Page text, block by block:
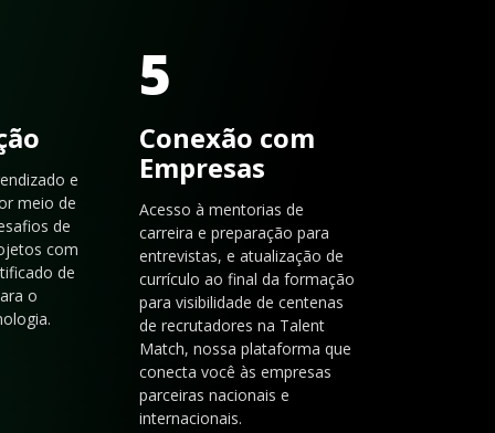
e
meio de
de
com
de
o
5
Conexão com
Empresas
Acesso à mentorias de
carreira e preparação para
entrevistas, e atualização de
currículo ao final da formação
para visibilidade de centenas
de recrutadores na Talent
Match, nossa plataforma que
conecta você às empresas
parceiras nacionais e
internacionais.